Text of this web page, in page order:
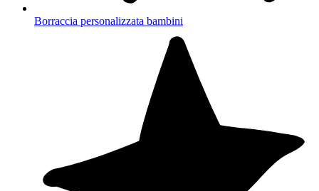
Borraccia personalizzata bambini